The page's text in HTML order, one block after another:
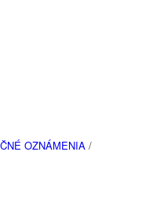
OZNÁMENIA /